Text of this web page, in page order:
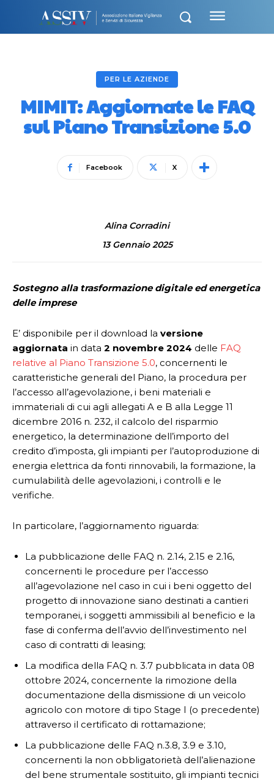
PER LE AZIENDE
MIMIT: Aggiornate le FAQ
sul Piano Transizione 5.0
Facebook X
Alina Corradini
13 Gennaio 2025
Sostegno alla trasformazione digitale ed energetica
delle imprese
E’ disponibile per il download la versione
aggiornata in data 2 novembre 2024 delle FAQ
relative al Piano Transizione 5.0, concernenti le
caratteristiche generali del Piano, la procedura per
l’accesso all’agevolazione, i beni materiali e
immateriali di cui agli allegati A e B alla Legge 11
dicembre 2016 n. 232, il calcolo del risparmio
energetico, la determinazione dell’importo del
credito d’imposta, gli impianti per l’autoproduzione di
energia elettrica da fonti rinnovabili, la formazione, la
cumulabilità delle agevolazioni, i controlli e le
verifiche.
In particolare, l’aggiornamento riguarda:
La pubblicazione delle FAQ n. 2.14, 2.15 e 2.16,
concernenti le procedure per l’accesso
all’agevolazione nel caso in cui i beni oggetto del
progetto di innovazione siano destinati a cantieri
temporanei, i soggetti ammissibili al beneficio e la
fase di conferma dell’avvio dell’investimento nel
caso di contratti di leasing;
La modifica della FAQ n. 3.7 pubblicata in data 08
ottobre 2024, concernente la rimozione della
documentazione della dismissione di un veicolo
agricolo con motore di tipo Stage I (o precedente)
attraverso il certificato di rottamazione;
La pubblicazione delle FAQ n.3.8, 3.9 e 3.10,
concernenti la non obbligatorietà dell’alienazione
del bene strumentale sostituito, gli impianti tecnici